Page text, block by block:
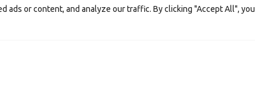
ads or content, and analyze our traffic. By clicking "Accept All", you
valt te